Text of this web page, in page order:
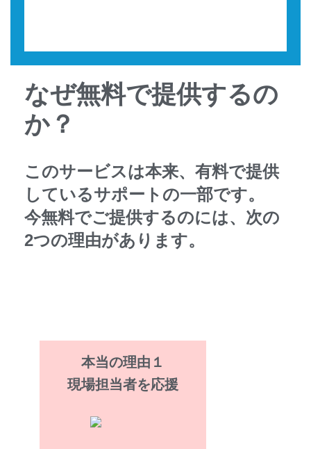
なぜ無料で提供するの
か？
このサービスは本来、有料で提供
しているサポートの一部です。
今無料でご提供するのには、次の
2つの理由があります。
本当の理由１
現場担当者を応援